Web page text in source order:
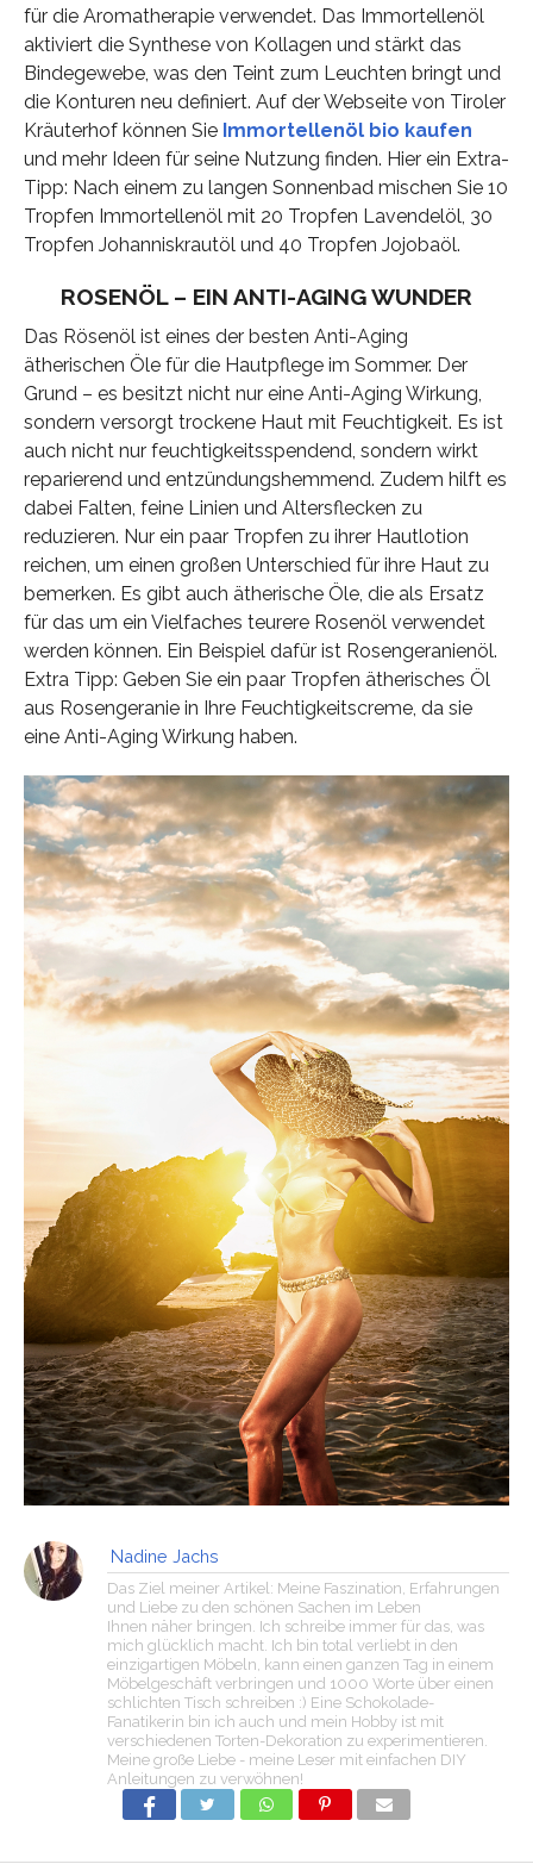
für die Aromatherapie verwendet. Das Immortellenöl
aktiviert die Synthese von Kollagen und stärkt das
Bindegewebe, was den Teint zum Leuchten bringt und
die Konturen neu definiert. Auf der Webseite von Tiroler
Kräuterhof können Sie Immortellenöl bio kaufen
und mehr Ideen für seine Nutzung finden. Hier ein Extra-
Tipp: Nach einem zu langen Sonnenbad mischen Sie 10
Tropfen Immortellenöl mit 20 Tropfen Lavendelöl, 30
Tropfen Johanniskrautöl und 40 Tropfen Jojobaöl.
ROSENÖL – EIN ANTI-AGING WUNDER
Das Rösenöl ist eines der besten Anti-Aging
ätherischen Öle für die Hautpflege im Sommer. Der
Grund – es besitzt nicht nur eine Anti-Aging Wirkung,
sondern versorgt trockene Haut mit Feuchtigkeit. Es ist
auch nicht nur feuchtigkeitsspendend, sondern wirkt
reparierend und entzündungshemmend. Zudem hilft es
dabei Falten, feine Linien und Altersflecken zu
reduzieren. Nur ein paar Tropfen zu ihrer Hautlotion
reichen, um einen großen Unterschied für ihre Haut zu
bemerken. Es gibt auch ätherische Öle, die als Ersatz
für das um ein Vielfaches teurere Rosenöl verwendet
werden können. Ein Beispiel dafür ist Rosengeranienöl.
Extra Tipp: Geben Sie ein paar Tropfen ätherisches Öl
aus Rosengeranie in Ihre Feuchtigkeitscreme, da sie
eine Anti-Aging Wirkung haben.
Nadine Jachs
Das Ziel meiner Artikel: Meine Faszination, Erfahrungen
und Liebe zu den schönen Sachen im Leben
Ihnen näher bringen. Ich schreibe immer für das, was
mich glücklich macht. Ich bin total verliebt in den
einzigartigen Möbeln, kann einen ganzen Tag in einem
Möbelgeschäft verbringen und 1000 Worte über einen
schlichten Tisch schreiben :) Eine Schokolade-
Fanatikerin bin ich auch und mein Hobby ist mit
verschiedenen Torten-Dekoration zu experimentieren.
Meine große Liebe - meine Leser mit einfachen DIY
Anleitungen zu verwöhnen!